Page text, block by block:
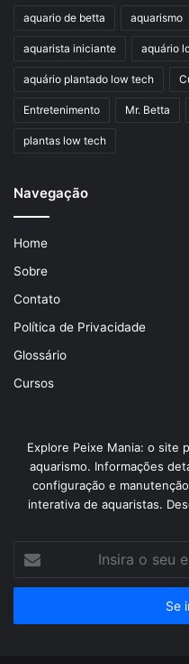
aquario de betta aquarismo
aquarista iniciante aquário
aquário plantado low tech
Entretenimento Mr. Betta
plantas low tech
Navegação
Home
Sobre
Contato
Política de Privacidade
Glossário
Cursos
Explore Peixe Mania: o site
aquarismo. Informações
configuração e
interativa de aquaristas.
seu
de